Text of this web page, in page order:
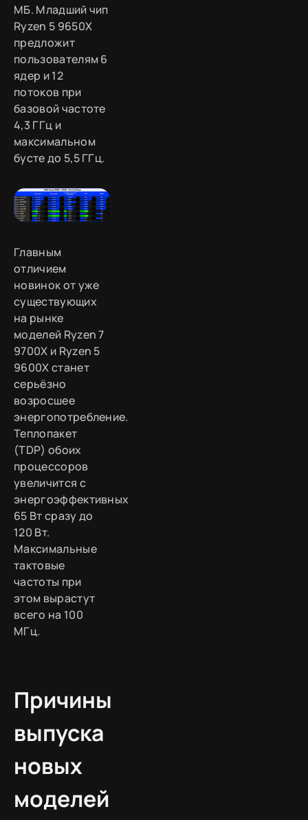
МБ. Младший чип
Ryzen 5 9650X
предложит
пользователям 6
ядер и 12
потоков при
базовой частоте
4,3 ГГц и
максимальном
бусте до 5,5 ГГц.
Главным
отличием
новинок от уже
существующих
на рынке
моделей Ryzen 7
9700X и Ryzen 5
9600X станет
серьёзно
возросшее
энергопотребление.
Теплопакет
(TDP) обоих
процессоров
увеличится с
энергоэффективных
65 Вт сразу до
120 Вт.
Максимальные
тактовые
частоты при
этом вырастут
всего на 100
МГц.
Причины
выпуска
новых
моделей